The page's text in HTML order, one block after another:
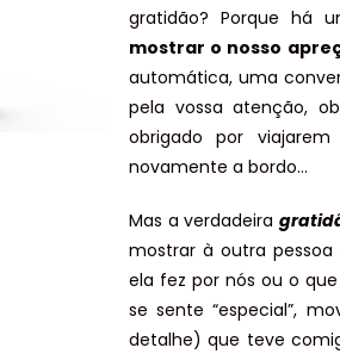
gratidão? Porque há
mostrar o nosso
automática, uma
pela vossa atenção,
obrigado por
novamente a bordo…
Mas a verdadeira
mostrar à outra
ela fez por nós ou o
se sente “especial”,
detalhe) que teve